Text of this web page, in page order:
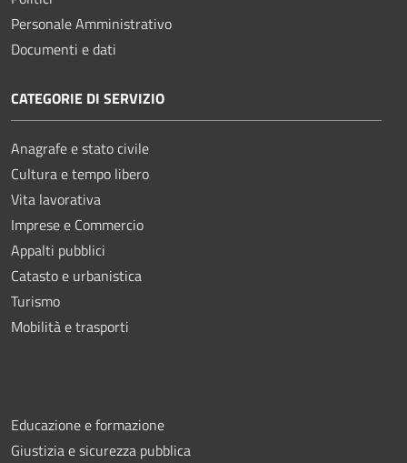
Personale Amministrativo
Documenti e dati
CATEGORIE DI SERVIZIO
Anagrafe e stato civile
Cultura e tempo libero
Vita lavorativa
Imprese e Commercio
Appalti pubblici
Catasto e urbanistica
Turismo
Mobilità e trasporti
Educazione e formazione
Giustizia e sicurezza pubblica